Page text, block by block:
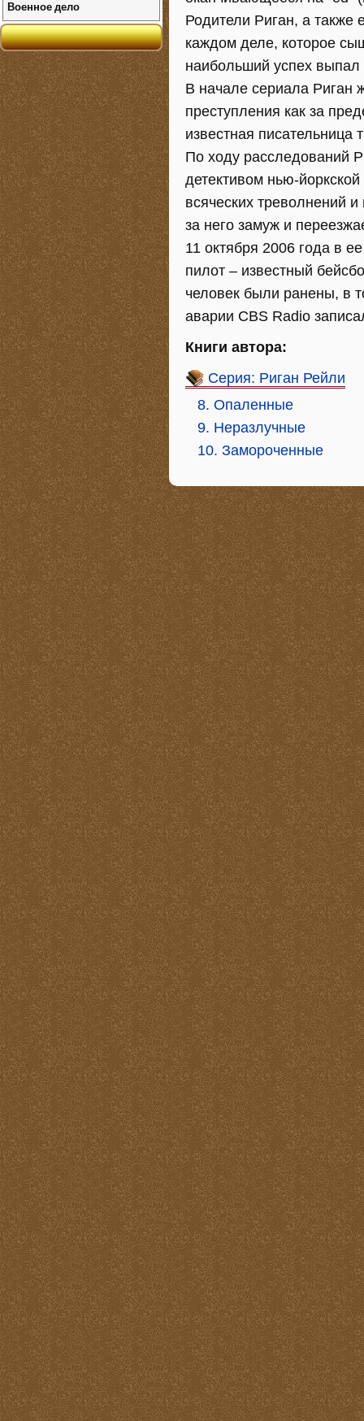
Родители Риган, а
каждом деле, которое
наибольший успех
В начале сериала Риган
преступления как за
известная
По ходу расследований
детективом нью-
всяческих треволнений
за него замуж и
11 октября 2006 года в
пилот – известный
человек были ранены, в
аварии CBS Radio
Книги автора:
Серия: Риган Рейли
8. Опаленные
9. Неразлучные
10. Замороченные
Военное дело